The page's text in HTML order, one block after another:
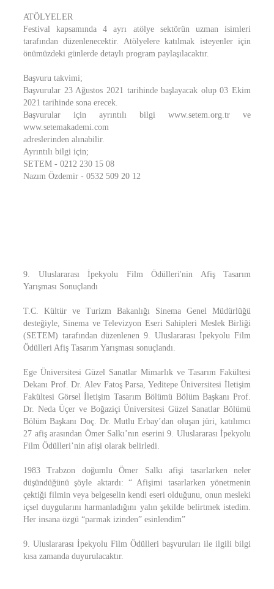
ATÖLYELER
Festival kapsamında 4 ayrı atölye sektörün uzman isimleri
tarafından düzenlenecektir. Atölyelere katılmak isteyenler için
önümüzdeki günlerde detaylı program paylaşılacaktır.
Başvuru takvimi;
Başvurular 23 Ağustos 2021 tarihinde başlayacak olup 03 Ekim
2021 tarihinde sona erecek.
Başvurular için ayrıntılı bilgi www.setem.org.tr ve
www.setemakademi.com
adreslerinden alınabilir.
Ayrıntılı bilgi için;
SETEM - 0212 230 15 08
Nazım Özdemir - 0532 509 20 12
9. Uluslararası İpekyolu Film Ödülleri'nin Afiş Tasarım
Yarışması Sonuçlandı
T.C. Kültür ve Turizm Bakanlığı Sinema Genel Müdürlüğü
desteğiyle, Sinema ve Televizyon Eseri Sahipleri Meslek Birliği
(SETEM) tarafından düzenlenen 9. Uluslararası İpekyolu Film
Ödülleri Afiş Tasarım Yarışması sonuçlandı.
Ege Üniversitesi Güzel Sanatlar Mimarlık ve Tasarım Fakültesi
Dekanı Prof. Dr. Alev Fatoş Parsa, Yeditepe Üniversitesi İletişim
Fakültesi Görsel İletişim Tasarım Bölümü Bölüm Başkanı Prof.
Dr. Neda Üçer ve Boğaziçi Üniversitesi Güzel Sanatlar Bölümü
Bölüm Başkanı Doç. Dr. Mutlu Erbay’dan oluşan jüri, katılımcı
27 afiş arasından Ömer Salkı’nın eserini 9. Uluslararası İpekyolu
Film Ödülleri’nin afişi olarak belirledi.
1983 Trabzon doğumlu Ömer Salkı afişi tasarlarken neler
düşündüğünü şöyle aktardı: “ Afişimi tasarlarken yönetmenin
çektiği filmin veya belgeselin kendi eseri olduğunu, onun mesleki
içsel duygularını harmanladığını yalın şekilde belirtmek istedim.
Her insana özgü “parmak izinden” esinlendim”
9. Uluslararası İpekyolu Film Ödülleri başvuruları ile ilgili bilgi
kısa zamanda duyurulacaktır.